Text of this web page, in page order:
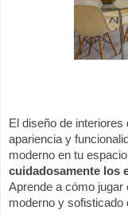
El diseño de
apariencia y
moderno en tu
cuidadosamente los
Aprende a cómo
moderno y sofisticado